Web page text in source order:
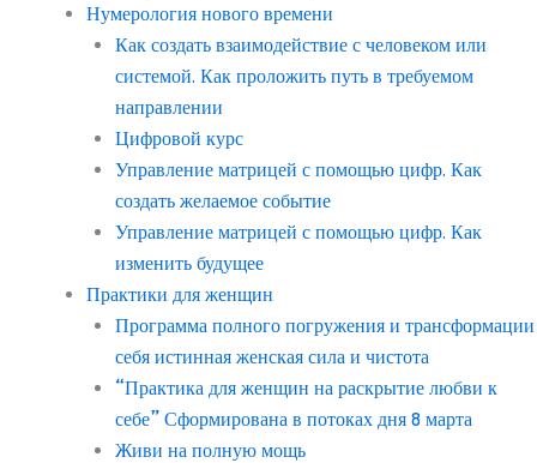
Нумерология нового времени
Как создать взаимодействие с человеком или
системой. Как проложить путь в требуемом
направлении
Цифровой курс
Управление матрицей с помощью цифр. Как
создать желаемое событие
Управление матрицей с помощью цифр. Как
изменить будущее
Практики для женщин
Программа полного погружения и трансформации
себя истинная женская сила и чистота
“Практика для женщин на раскрытие любви к
себе” Сформирована в потоках дня 8 марта
Живи на полную мощь